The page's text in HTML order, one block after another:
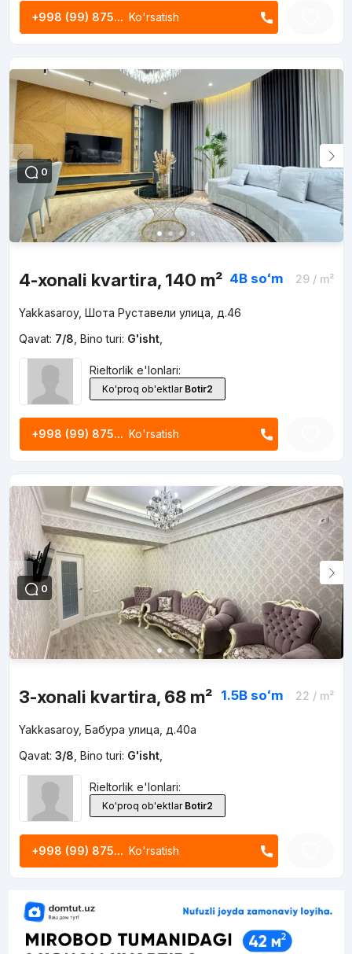
+998 (99) 875... Ko'rsatish
0
4-xonali kvartira, 140 m² 4B soʻm 29/ m²
Yakkasaroy, Шота Руставели улица, д.46
Qavat: 7/8 Bino turi: G'isht,
Rieltorlik e'lonlari:
Ko'proq ob'ektlar Botir2
+998 (99) 875... Ko'rsatish
0
3-xonali kvartira, 68 m² 1.5B soʻm 22 / m²
Yakkasaroy, Бабура улица, д.40а
Qavat: 3/8 Bino turi: G'isht,
Rieltorlik e'lonlari:
Ko'proq ob'ektlar Botir2
+998 (99) 875... Ko'rsatish